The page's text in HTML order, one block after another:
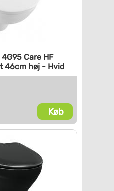
Care HF
46cm høj -Hvid
Køb